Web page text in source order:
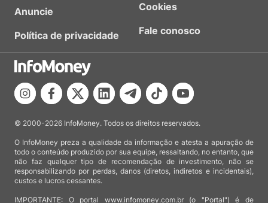
Anuncie
Política de privacidade
Cookies
Fale conosco
© 2000-2026 InfoMoney. Todos os direitos reservados.
O InfoMoney preza a qualidade da informação e atesta a apuração de
todo o conteúdo produzido por sua equipe, ressaltando, no entanto, que
não faz qualquer tipo de recomendação de investimento, não se
responsabilizando por perdas, danos (diretos, indiretos e incidentais),
custos e lucros cessantes.
IMPORTANTE: O portal www.infomoney.com.br (o "Portal") é de